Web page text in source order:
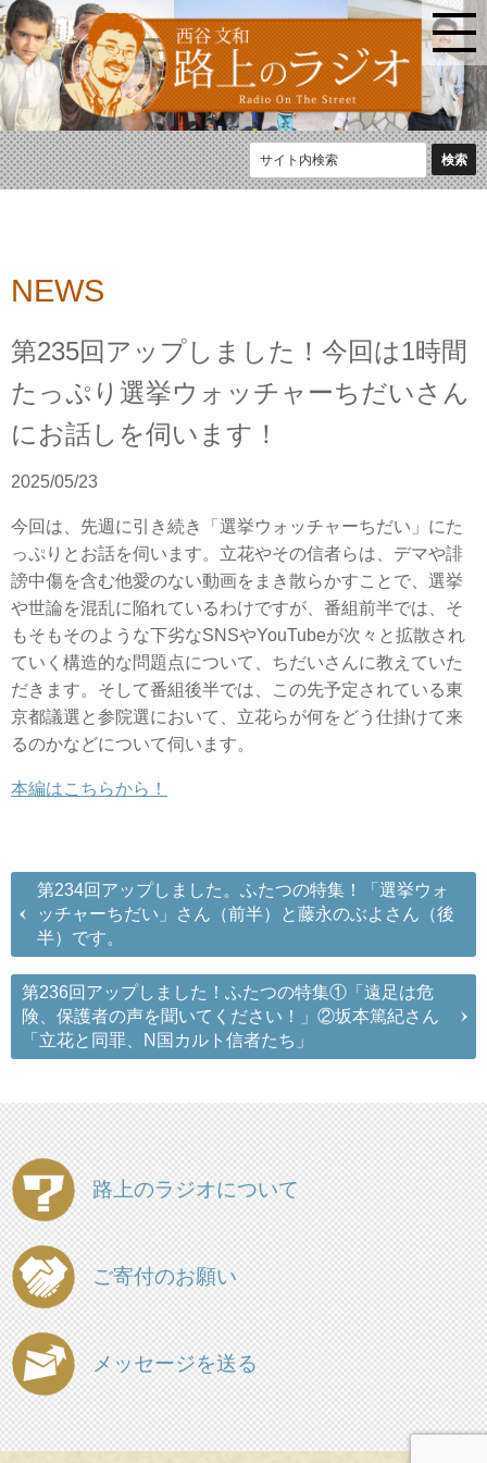
NEWS
第235回アップしました！今回は1時間
たっぷり選挙ウォッチャーちだいさん
にお話しを伺います！
2025/05/23
今回は、先週に引き続き「選挙ウォッチャーちだい」にた
っぷりとお話を伺います。立花やその信者らは、デマや誹
謗中傷を含む他愛のない動画をまき散らかすことで、選挙
や世論を混乱に陥れているわけですが、番組前半では、そ
もそもそのような下劣なSNSやYouTubeが次々と拡散され
ていく構造的な問題点について、ちだいさんに教えていた
だきます。そして番組後半では、この先予定されている東
京都議選と参院選において、立花らが何をどう仕掛けて来
るのかなどについて伺います。
本編はこちらから！
第234回アップしました。ふたつの特集！「選挙ウォ
ッチャーちだい」さん（前半）と藤永のぶよさん（後
半）です。
第236回アップしました！ふたつの特集①「遠足は危
険、保護者の声を聞いてください！」②坂本篤紀さん
「立花と同罪、N国カルト信者たち」
路上のラジオについて
ご寄付のお願い
メッセージを送る